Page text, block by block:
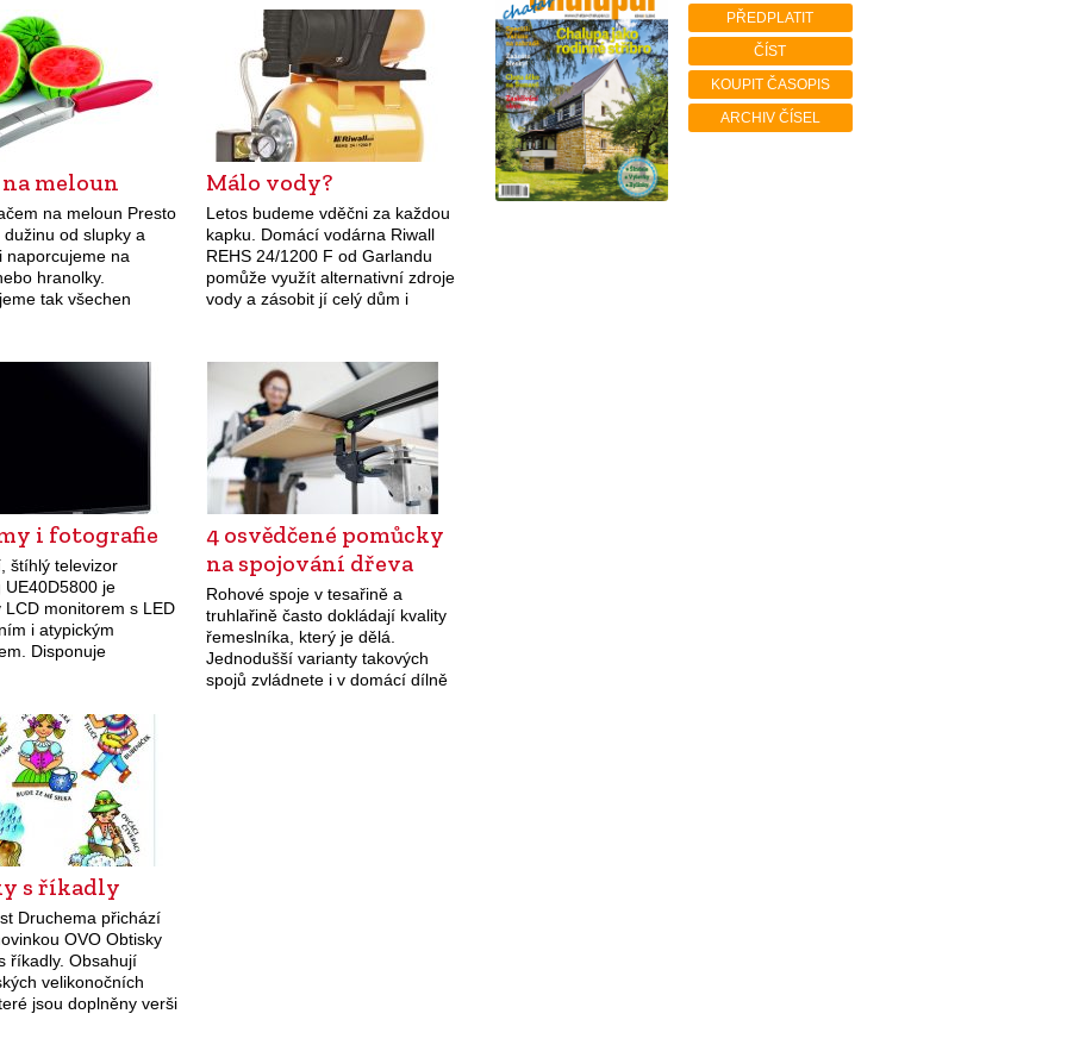
meloun
na meloun Presto
od slupky a
naporcujeme na
hranolky.
tak všechen
Kráječ je vyroben z
nerezavějící oceli a…
Málo vody?
Letos budeme vděčni za každou
kapku. Domácí vodárna Riwall
REHS 24/1200 F od Garlandu
pomůže využít alternativní zdroje
vody a zásobit jí celý dům i
splachování i…
i fotografie
štíhlý televizor
UE40D5800 je
LCD monitorem s LED
i atypickým
Disponuje
Díky integrovanému
je možné na televizi
4 osvědčené pomůcky
na spojování dřeva
Rohové spoje v tesařině a
truhlařině často dokládají kvality
řemeslníka, který je dělá.
Jednodušší varianty takových
spojů zvládnete i v domácí dílně
s říkadly
Druchema přichází
OVO Obtisky
říkadly. Obsahují
velikonočních
jsou doplněny verši
PŘEDPLATIT
ČÍST
KOUPIT ČASOPIS
ARCHIV ČÍSEL